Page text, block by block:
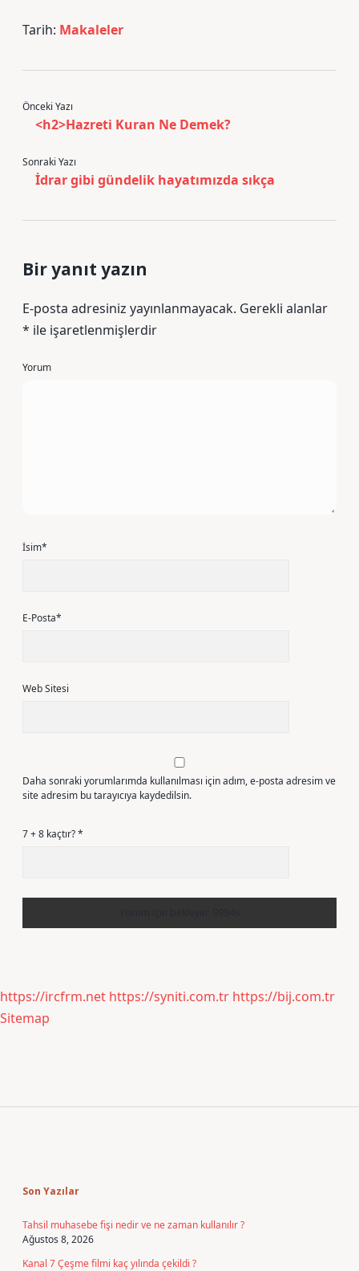
Tarih: Makaleler
Önceki Yazı
<h2>Hazreti Kuran Ne Demek?
Sonraki Yazı
İdrar gibi gündelik hayatımızda sıkça
Bir yanıt yazın
E-posta adresiniz yayınlanmayacak. Gerekli alanlar
* ile işaretlenmişlerdir
Yorum
İsim*
E-Posta*
Web Sitesi
Daha sonraki yorumlarımda kullanılması için adım, e-posta adresim ve
site adresim bu tarayıcıya kaydedilsin.
7 + 8 kaçtır?*
https://ircfrm.net https://syniti.com.tr https://bij.com.tr
Sitemap
Son Yazılar
Tahsil muhasebe fişi nedir ve ne zaman kullanılır ?
Ağustos 8, 2026
Kanal 7 Çeşme filmi kaç yılında çekildi ?